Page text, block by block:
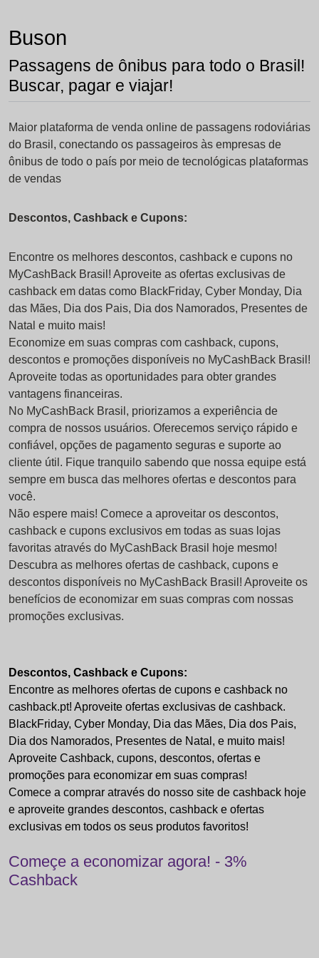
Buson
Passagens de ônibus para todo o Brasil!
Buscar, pagar e viajar!
Maior plataforma de venda online de passagens rodoviárias
do Brasil, conectando os passageiros às empresas de
ônibus de todo o país por meio de tecnológicas plataformas
de vendas
Descontos, Cashback e Cupons:
Encontre os melhores descontos, cashback e cupons no
MyCashBack Brasil! Aproveite as ofertas exclusivas de
cashback em datas como BlackFriday, Cyber Monday, Dia
das Mães, Dia dos Pais, Dia dos Namorados, Presentes de
Natal e muito mais!
Economize em suas compras com cashback, cupons,
descontos e promoções disponíveis no MyCashBack Brasil!
Aproveite todas as oportunidades para obter grandes
vantagens financeiras.
No MyCashBack Brasil, priorizamos a experiência de
compra de nossos usuários. Oferecemos serviço rápido e
confiável, opções de pagamento seguras e suporte ao
cliente útil. Fique tranquilo sabendo que nossa equipe está
sempre em busca das melhores ofertas e descontos para
você.
Não espere mais! Comece a aproveitar os descontos,
cashback e cupons exclusivos em todas as suas lojas
favoritas através do MyCashBack Brasil hoje mesmo!
Descubra as melhores ofertas de cashback, cupons e
descontos disponíveis no MyCashBack Brasil! Aproveite os
benefícios de economizar em suas compras com nossas
promoções exclusivas.
Descontos, Cashback e Cupons:
Encontre as melhores ofertas de cupons e cashback no
cashback.pt! Aproveite ofertas exclusivas de cashback.
BlackFriday, Cyber Monday, Dia das Mães, Dia dos Pais,
Dia dos Namorados, Presentes de Natal, e muito mais!
Aproveite Cashback, cupons, descontos, ofertas e
promoções para economizar em suas compras!
Comece a comprar através do nosso site de cashback hoje
e aproveite grandes descontos, cashback e ofertas
exclusivas em todos os seus produtos favoritos!
Começe a economizar agora! - 3%
Cashback